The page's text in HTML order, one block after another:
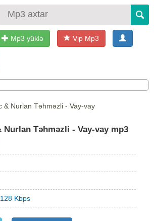
Mp3 yüklə Vip Mp3
& Nurlan Təhməzli - Vay-vay
Nurlan Təhməzli - Vay-vay mp3
Kbps